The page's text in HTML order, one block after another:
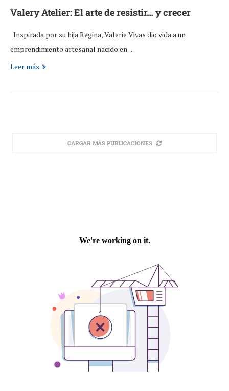
Valery Atelier: El arte de resistir… y crecer
Inspirada por su hija Regina, Valerie Vivas dio vida a un
emprendimiento artesanal nacido en …
Leer más
CARGAR MÁS PUBLICACIONES